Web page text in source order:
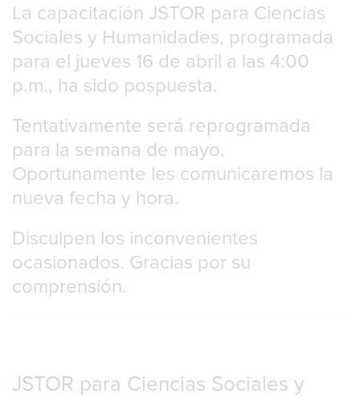
La capacitación JSTOR para Ciencias
Sociales y Humanidades, programada
para el jueves 16 de abril a las 4:00
p.m., ha sido pospuesta.
Tentativamente será reprogramada
para la semana de mayo.
Oportunamente les comunicaremos la
nueva fecha y hora.
Disculpen los inconvenientes
ocasionados. Gracias por su
comprensión.
JSTOR para Ciencias Sociales y